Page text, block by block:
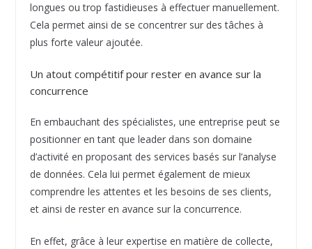
longues ou trop fastidieuses à effectuer manuellement.
Cela permet ainsi de se concentrer sur des tâches à
plus forte valeur ajoutée.
Un atout compétitif pour rester en avance sur la
concurrence
En embauchant des spécialistes, une entreprise peut se
positionner en tant que leader dans son domaine
d’activité en proposant des services basés sur l’analyse
de données. Cela lui permet également de mieux
comprendre les attentes et les besoins de ses clients,
et ainsi de rester en avance sur la concurrence.
En effet, grâce à leur expertise en matière de collecte,